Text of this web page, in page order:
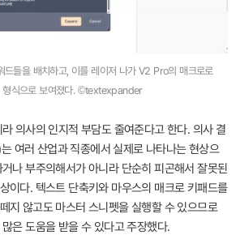
드들을 배치하고, 이를 레이저 나가 V2 Pro의 매크로로
형식으로 보여졌다. ©textexpander
의사의 인지적 부담도 줄여준다고 한다. 의사 결
여러 산업과 직종에서 실제로 나타나는 현상으
나 부주의해서가 아니라 단순히 피곤해서 잘못된
이다. 텍스트 단축키와 마우스의 매크로 키패드를
지 않고도 마스터 스니펫을 실행할 수 있으므로
은 도움을 받을 수 있다고 주장했다.